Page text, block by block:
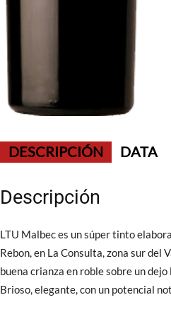
DESCRIPCIÓN DATA
Descripción
LTU Malbec es un súper tinto
Rebon, en La Consulta, zona sur
buena crianza en roble sobre un
Brioso, elegante, con un potencial